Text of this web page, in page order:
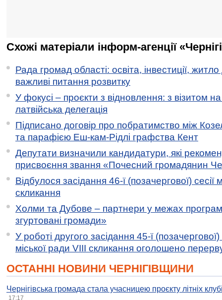
Схожі матеріали інформ-агенції
Рада громад області: освіта, інвестиції,
важливі питання розвитку
У фокусі – проєкти з відновлення: з візитом
латвійська делегація
Підписано договір про побратимство між
та парафією Еш-кам-Рідлі графства Кент
Депутати визначили кандидатури, які
присвоєння звання «Почесний громадянин
Відбулося засідання 46-ї (позачергової) сесії
скликання
Холми та Дубове – партнери у межах
згуртовані громади»
У роботі другого засідання 45-ї (позачергової)
міської ради VIII скликання оголошено
ОСТАННІ НОВИНИ ЧЕРНІГІВЩИНИ
Чернігівська громада стала учасницею проєкту літніх
17:17